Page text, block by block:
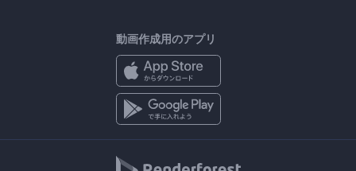
動画作成用のアプリ